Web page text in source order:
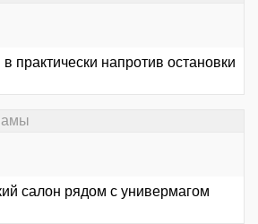
практически напротив остановки
салон рядом с универмагом